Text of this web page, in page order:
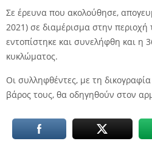
Σε έρευνα που ακολούθησε,
2021) σε διαμέρισμα στην
εντοπίστηκε και συνελήφθη και η
κυκλώματος.
Οι συλληφθέντες, με τη
βάρος τους, θα οδηγηθούν στον